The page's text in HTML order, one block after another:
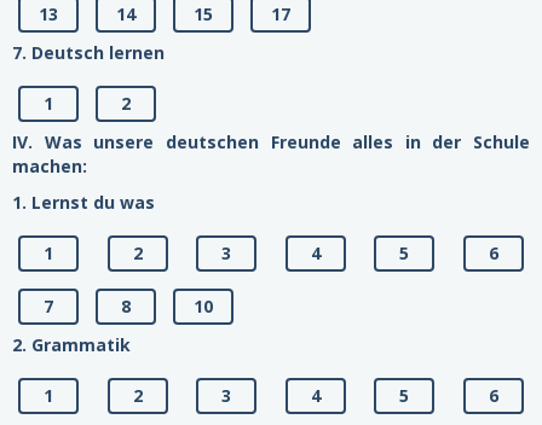
13 14 15
17
7. Deutsch lernen
1
2
IV. Was unsere deutschen Freunde alles in der Schule
machen:
1. Lernst du was
1 2 3 4 5 6
7 8
10
2. Grammatik
1 2 3 4 5 6